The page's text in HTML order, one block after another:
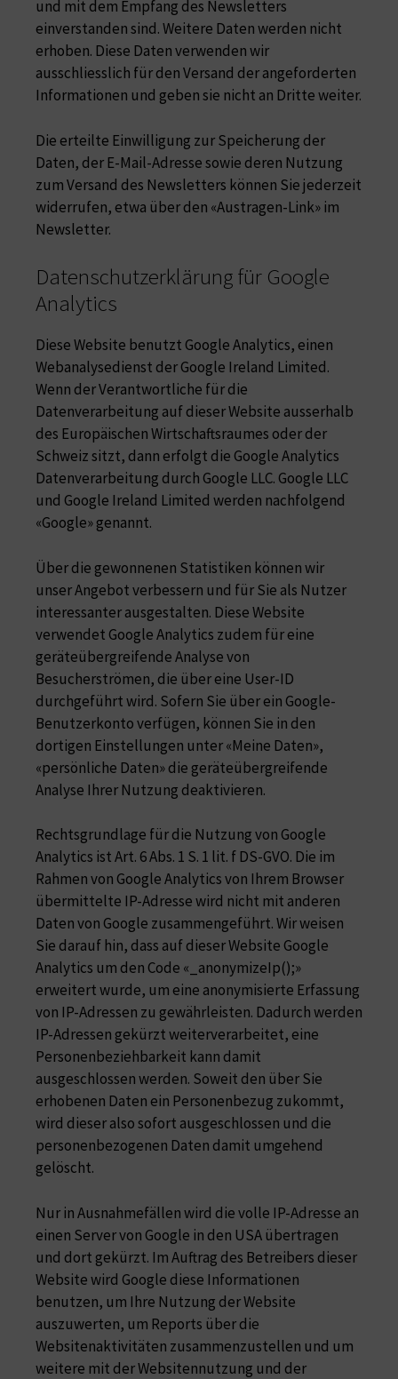
und mit dem Empfang des Newsletters
einverstanden sind. Weitere Daten werden nicht
erhoben. Diese Daten verwenden wir
ausschliesslich für den Versand der angeforderten
Informationen und geben sie nicht an Dritte weiter.
Die erteilte Einwilligung zur Speicherung der
Daten, der E-Mail-Adresse sowie deren Nutzung
zum Versand des Newsletters können Sie jederzeit
widerrufen, etwa über den «Austragen-Link» im
Newsletter.
Datenschutzerklärung für Google
Analytics
Diese Website benutzt Google Analytics, einen
Webanalysedienst der Google Ireland Limited.
Wenn der Verantwortliche für die
Datenverarbeitung auf dieser Website ausserhalb
des Europäischen Wirtschaftsraumes oder der
Schweiz sitzt, dann erfolgt die Google Analytics
Datenverarbeitung durch Google LLC. Google LLC
und Google Ireland Limited werden nachfolgend
«Google» genannt.
Über die gewonnenen Statistiken können wir
unser Angebot verbessern und für Sie als Nutzer
interessanter ausgestalten. Diese Website
verwendet Google Analytics zudem für eine
geräteübergreifende Analyse von
Besucherströmen, die über eine User-ID
durchgeführt wird. Sofern Sie über ein Google-
Benutzerkonto verfügen, können Sie in den
dortigen Einstellungen unter «Meine Daten»,
«persönliche Daten» die geräteübergreifende
Analyse Ihrer Nutzung deaktivieren.
Rechtsgrundlage für die Nutzung von Google
Analytics ist Art. 6 Abs. 1 S. 1 lit. f DS-GVO. Die im
Rahmen von Google Analytics von Ihrem Browser
übermittelte IP-Adresse wird nicht mit anderen
Daten von Google zusammengeführt. Wir weisen
Sie darauf hin, dass auf dieser Website Google
Analytics um den Code «_anonymizeIp();»
erweitert wurde, um eine anonymisierte Erfassung
von IP-Adressen zu gewährleisten. Dadurch werden
IP-Adressen gekürzt weiterverarbeitet, eine
Personenbeziehbarkeit kann damit
ausgeschlossen werden. Soweit den über Sie
erhobenen Daten ein Personenbezug zukommt,
wird dieser also sofort ausgeschlossen und die
personenbezogenen Daten damit umgehend
gelöscht.
Nur in Ausnahmefällen wird die volle IP-Adresse an
einen Server von Google in den USA übertragen
und dort gekürzt. Im Auftrag des Betreibers dieser
Website wird Google diese Informationen
benutzen, um Ihre Nutzung der Website
auszuwerten, um Reports über die
Websitenaktivitäten zusammenzustellen und um
weitere mit der Websitennutzung und der